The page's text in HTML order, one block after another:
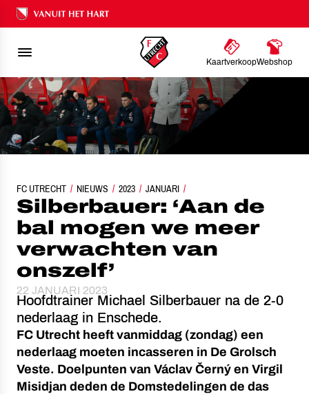
Ons nalatenschap
KaartverkoopWebshop
FC UTRECHT NIEUWS 2023 JANUARI
SILBERBAUER: ‘AAN DE BAL MOGEN WE MEER VERWACHTEN VAN
Silberbauer: ‘Aan de
bal mogen we meer
verwachten van
onszelf’
22 JANUARI 2023
Hoofdtrainer Michael Silberbauer na de 2-0
nederlaag in Enschede.
FC Utrecht heeft vanmiddag (zondag) een
nederlaag moeten incasseren in De Grolsch
Veste. Doelpunten van Václav Černý en Virgil
Misidjan deden de Domstedelingen de das